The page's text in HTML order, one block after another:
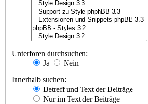
Unterforen durchsuchen:
Ja
Nein
Innerhalb suchen:
Betreff und Text der Beiträge
Nur im Text der Beiträge